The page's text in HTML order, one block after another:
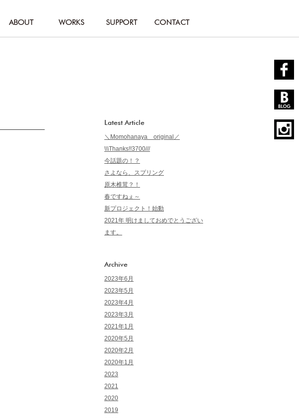
Latest Article
＼Momohanaya original／
\\\Thanks!!3700///
今話題の！？
さよなら、スプリング
原木椎茸？！
春ですねぇ～
新プロジェクト！始動
2021年 明けましておめでとうござい
ます。
Archive
2023年6月
2023年5月
2023年4月
2023年3月
2021年1月
2020年5月
2020年2月
2020年1月
2023
2021
2020
2019